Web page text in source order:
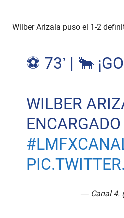
Wilber Arizala puso el 1-2
⚽ 73’ | 🐂
WILBER
— Canal 4.